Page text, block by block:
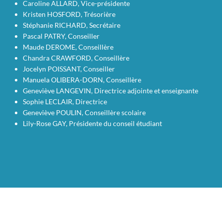
Caroline ALLARD, Vice-présidente
Kristen HOSFORD, Trésorière
Stéphanie RICHARD, Secrétaire
Pascal PATRY, Conseiller
Maude DEROME, Conseillère
Chandra CRAWFORD, Conseillère
Jocelyn POISSANT, Conseiller
Manuela OLIBERA-DORN, Conseillère
Geneviève LANGEVIN, Directrice adjointe et enseignante
Sophie LECLAIR, Directrice
Geneviève POULIN, Conseillère scolaire
Lily-Rose GAY, Présidente du conseil étudiant